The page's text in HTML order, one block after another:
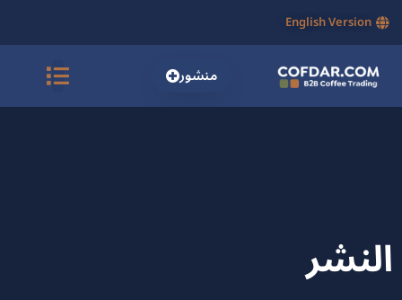
English Version
منشور
النشر